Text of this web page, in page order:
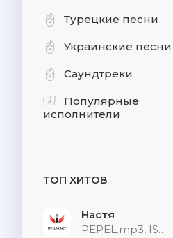
Турецкие песни
Украинские песни
Саундтреки
Популярные
исполнители
ТОП ХИТОВ
Настя
PEPEL.mp3, ISVNBITOV, Alfredovich